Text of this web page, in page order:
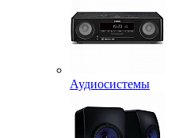
Аудиосистемы